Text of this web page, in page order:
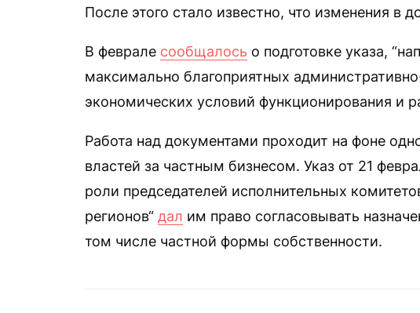
После этого стало известно, что изменения в
В феврале сообщалось о подготовке указа,
максимально благоприятных
экономических условий функционирования и
Работа над документами проходит на фоне
властей за частным бизнесом. Указ от 21
роли председателей исполнительных
регионов“ дал им право согласовывать
том числе частной формы собственности.